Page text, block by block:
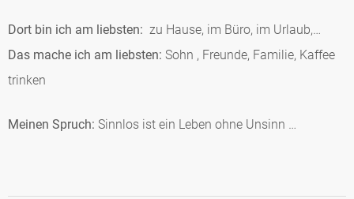
Dort bin ich am liebsten: zu Hause, im Büro, im Urlaub,…
Das mache ich am liebsten: Sohn , Freunde, Familie, Kaffee
trinken
Meinen Spruch: Sinnlos ist ein Leben ohne Unsinn …